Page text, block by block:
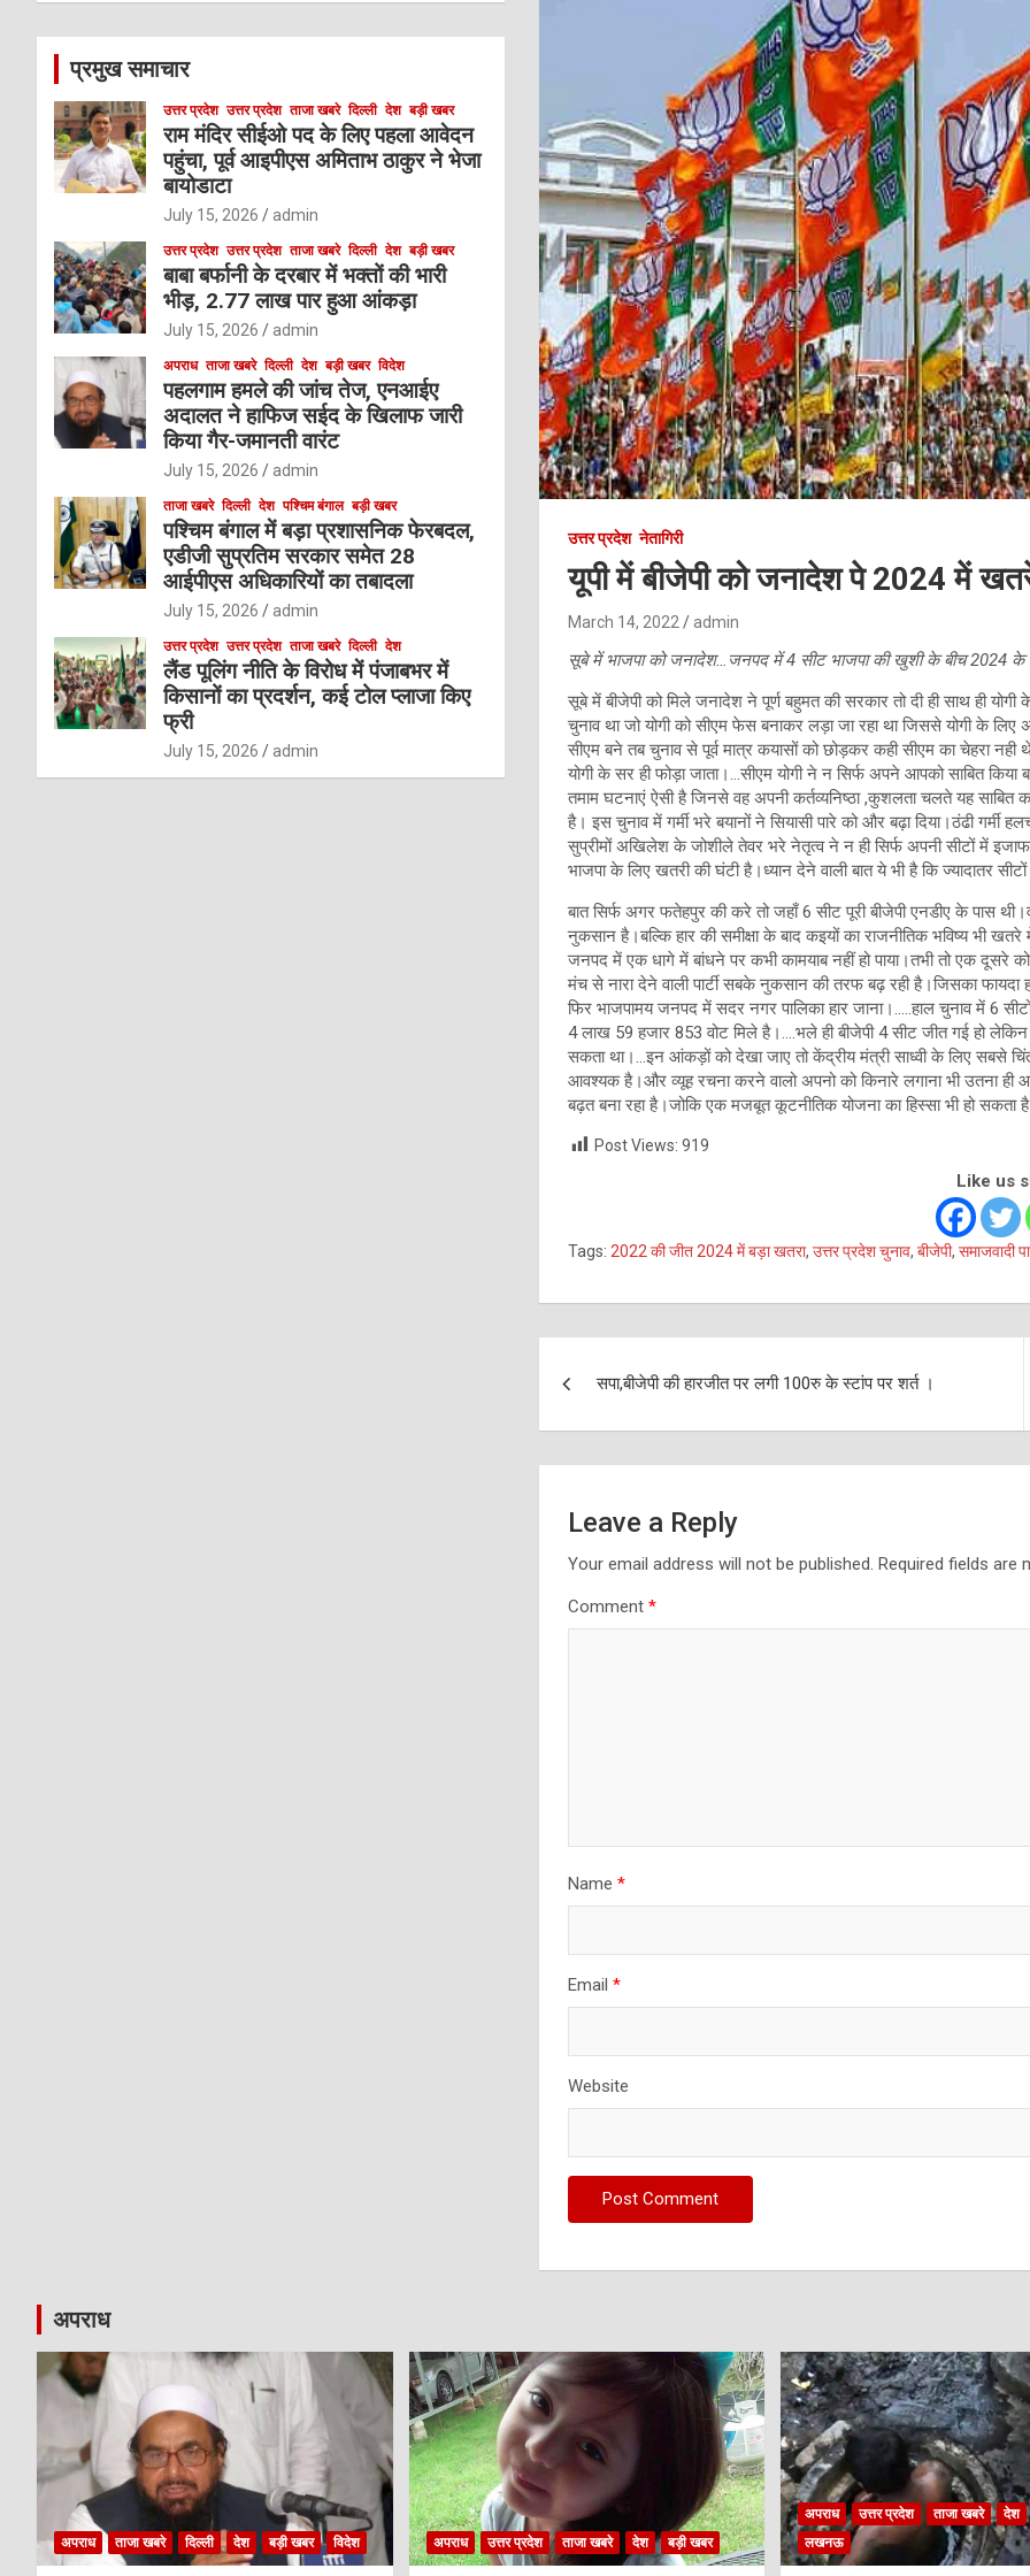
उत्तर प्रदेश नेतागिरी
यूपी में बीजेपी को जनादेश पे 2024 में
March 14, 2022 admin
सूबे में भाजपा को जनादेश…जनपद में 4 सीट भाजपा की खुशी के बीच 2024 के
सूबे में बीजेपी को मिले जनादेश ने पूर्ण बहुमत की सरकार तो दी ही साथ ही
चुनाव था जो योगी को सीएम फेस बनाकर लड़ा जा रहा था जिससे योगी के
सीएम बने तब चुनाव से पूर्व मात्र कयासों को छोड़कर कही सीएम का चेहरा
योगी के सर ही फोड़ा जाता।…सीएम योगी ने न सिर्फ अपने आपको साबित
तमाम घटनाएं ऐसी है जिनसे वह अपनी कर्तव्यनिष्ठा ,कुशलता चलते यह
है। इस चुनाव में गर्मी भरे बयानों ने सियासी पारे को और बढ़ा दिया।ठंढी
सुप्रीमों अखिलेश के जोशीले तेवर भरे नेतृत्व ने न ही सिर्फ अपनी सीटों में
भाजपा के लिए खतरी की घंटी है।ध्यान देने वाली बात ये भी है कि ज्यादातर
बात सिर्फ अगर फतेहपुर की करे तो जहाँ 6 सीट पूरी बीजेपी एनडीए के पास
नुकसान है।बल्कि हार की समीक्षा के बाद कइयों का राजनीतिक भविष्य भी
जनपद में एक धागे में बांधने पर कभी कामयाब नहीं हो पाया।तभी तो एक दूसरे
मंच से नारा देने वाली पार्टी सबके नुकसान की तरफ बढ़ रही है।जिसका फायदा
फिर भाजपामय जनपद में सदर नगर पालिका हार जाना।…..हाल चुनाव में 6
4 लाख 59 हजार 853 वोट मिले है।….भले ही बीजेपी 4 सीट जीत गई हो
सकता था।…इन आंकड़ों को देखा जाए तो केंद्रीय मंत्री साध्वी के लिए सबसे चिंता
आवश्यक है।और व्यूह रचना करने वालो अपनो को किनारे लगाना भी उतना ही
बढ़त बना रहा है।जोकि एक मजबूत कूटनीतिक योजना का हिस्सा भी हो सकता
Post Views: 919
Like us
Tags: 2022 की जीत 2024 में बड़ा खतरा, उत्तर प्रदेश चुनाव, बीजेपी, समाजवादी
navigation
सपा,बीजेपी की हारजीत पर लगी 100रु के स्टांप पर शर्त ।
Leave a Reply
Your email address will not be published. Required fields are
Comment *
Name *
Email *
Website
c
प्रमुख समाचार
उत्तर प्रदेश उत्तर प्रदेश ताजा खबरे दिल्ली देश बड़ी खबर
राम मंदिर सीईओ पद के लिए पहला आवेदन
पहुंचा, पूर्व आइपीएस अमिताभ ठाकुर ने भेजा
बायोडाटा
July 15, 2026 admin
उत्तर प्रदेश उत्तर प्रदेश ताजा खबरे दिल्ली देश बड़ी खबर
बाबा बर्फानी के दरबार में भक्तों की भारी
भीड़, 2.77 लाख पार हुआ आंकड़ा
July 15, 2026 admin
अपराध ताजा खबरे दिल्ली देश बड़ी खबर विदेश
पहलगाम हमले की जांच तेज, एनआईए
अदालत ने हाफिज सईद के खिलाफ जारी
किया गैर-जमानती वारंट
July 15, 2026 admin
ताजा खबरे दिल्ली देश पश्चिम बंगाल बड़ी खबर
पश्चिम बंगाल में बड़ा प्रशासनिक फेरबदल,
एडीजी सुप्रतिम सरकार समेत 28
आईपीएस अधिकारियों का तबादला
July 15, 2026 admin
उत्तर प्रदेश उत्तर प्रदेश ताजा खबरे दिल्ली देश
लैंड पूलिंग नीति के विरोध में पंजाबभर में
किसानों का प्रदर्शन, कई टोल प्लाजा किए
फ्री
July 15, 2026 admin
अपराध
अपराध ताजा खबरे दिल्ली देश बड़ी खबर विदेश अपराध उत्तर प्रदेश ताजा खबरे देश बड़ी खबर
अपराध उत्तर प्रदेश ताजा खबरे देश
लखनऊ